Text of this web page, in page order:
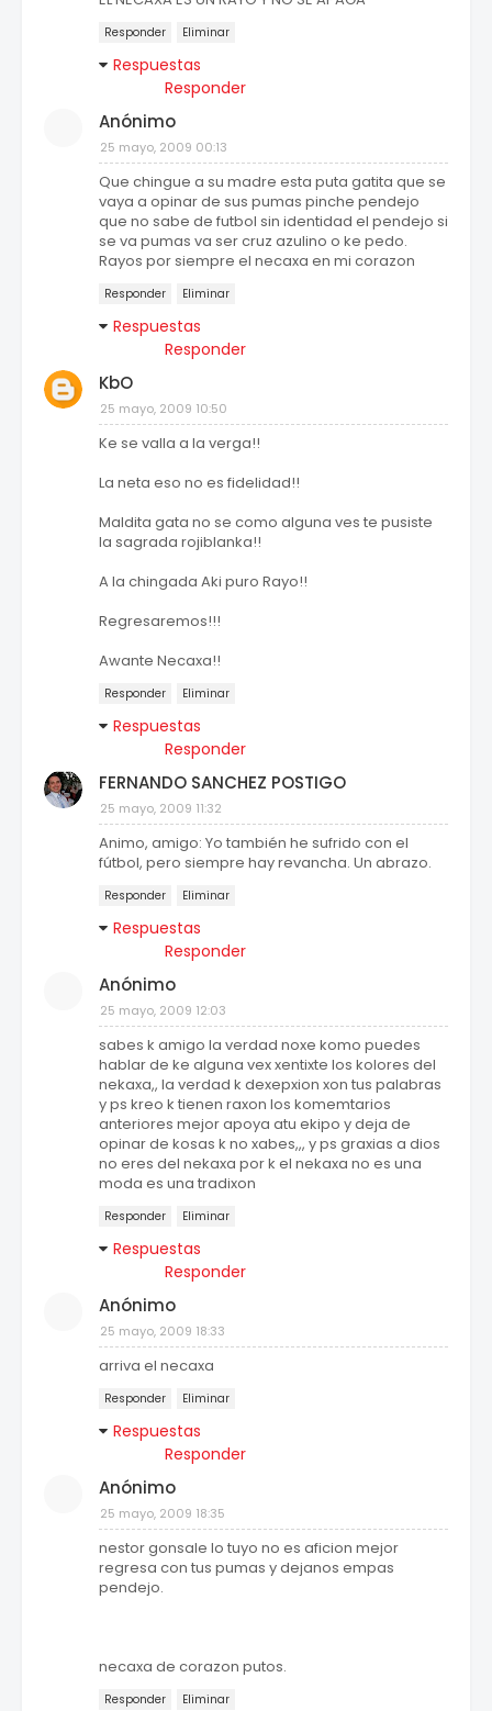
Responder Eliminar
Respuestas
Responder
Anónimo
25 mayo, 2009 00:13
Que chingue a su madre esta puta gatita que se
vaya a opinar de sus pumas pinche pendejo
que no sabe de futbol sin identidad el pendejo si
se va pumas va ser cruz azulino o ke pedo.
Rayos por siempre el necaxa en mi corazon
Responder Eliminar
Respuestas
Responder
KbO
25 mayo, 2009 10:50
Ke se valla a la verga!!
La neta eso no es fidelidad!!
Maldita gata no se como alguna ves te pusiste
la sagrada rojiblanka!!
A la chingada Aki puro Rayo!!
Regresaremos!!!
Awante Necaxa!!
Responder Eliminar
Respuestas
Responder
FERNANDO SANCHEZ POSTIGO
25 mayo, 2009 11:32
Animo, amigo: Yo también he sufrido con el
fútbol, pero siempre hay revancha. Un abrazo.
Responder Eliminar
Respuestas
Responder
Anónimo
25 mayo, 2009 12:03
sabes k amigo la verdad noxe komo puedes
hablar de ke alguna vex xentixte los kolores del
nekaxa,, la verdad k dexepxion xon tus palabras
y ps kreo k tienen raxon los komemtarios
anteriores mejor apoya atu ekipo y deja de
opinar de kosas k no xabes,,, y ps graxias a dios
no eres del nekaxa por k el nekaxa no es una
moda es una tradixon
Responder Eliminar
Respuestas
Responder
Anónimo
25 mayo, 2009 18:33
arriva el necaxa
Responder Eliminar
Respuestas
Responder
Anónimo
25 mayo, 2009 18:35
nestor gonsale lo tuyo no es aficion mejor
regresa con tus pumas y dejanos empas
pendejo.
necaxa de corazon putos.
Responder Eliminar